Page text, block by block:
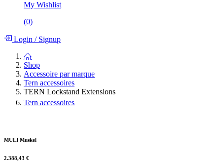
My Wishlist
(0)
Login /Signup
Shop
Accessoire par marque
Tern accessoires
TERN Lockstand Extensions
Tern accessoires
MULI Muskel
2.388,43 €